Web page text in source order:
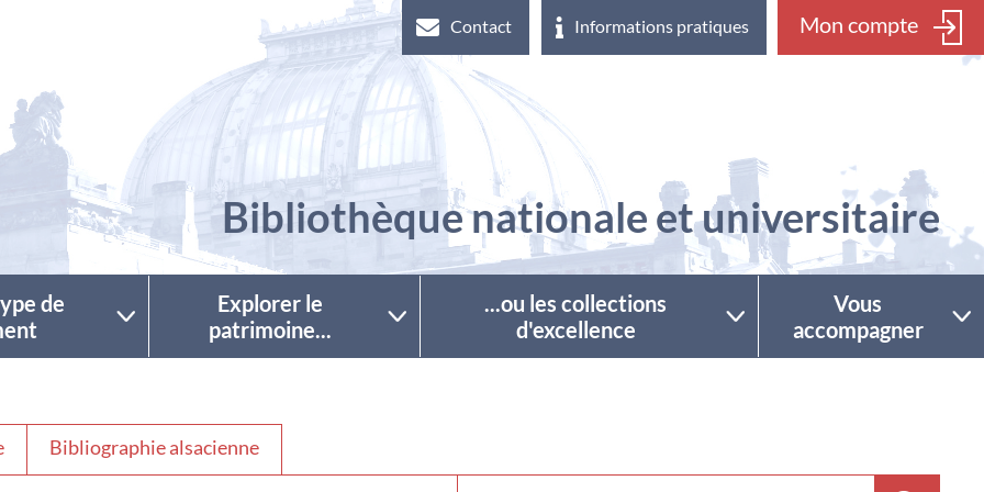
Contact Informations pratiques Mon compte
Bibliothèque nationale et universitaire
de
Explorer le
patrimoine...
...ou les collections
d'excellence
Vous
accompagner
Bibliographie alsacienne